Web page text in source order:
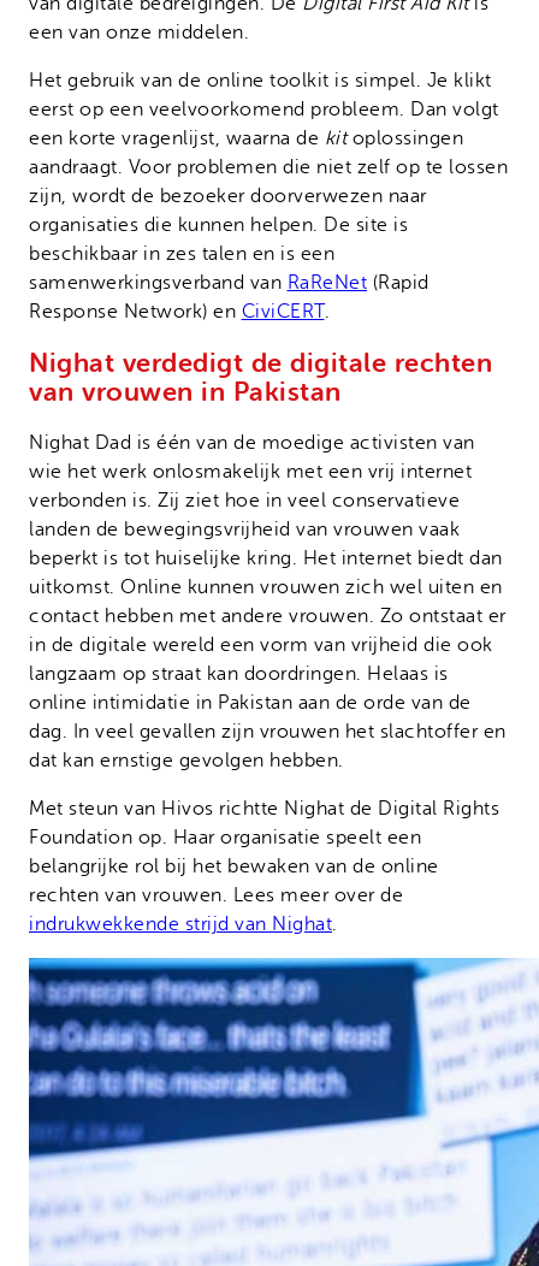
een van onze middelen.
Het gebruik van de online toolkit is simpel. Je klikt
eerst op een veelvoorkomend probleem. Dan volgt
een korte vragenlijst, waarna de kitoplossingen
aandraagt. Voor problemen die niet zelf op te lossen
zijn, wordt de bezoeker doorverwezen naar
organisaties die kunnen helpen. De site is
beschikbaar in zes talen en is een
samenwerkingsverband van RaReNet (Rapid
Response Network) en CiviCERT .
Nighat verdedigt de digitale rechten
van vrouwen in Pakistan
Nighat Dad is één van de moedige activisten van
wie het werk onlosmakelijk met een vrij internet
verbonden is. Zij ziet hoe in veel conservatieve
landen de bewegingsvrijheid van vrouwen vaak
beperkt is tot huiselijke kring. Het internet biedt dan
uitkomst. Online kunnen vrouwen zich wel uiten en
contact hebben met andere vrouwen. Zo ontstaat er
in de digitale wereld een vorm van vrijheid die ook
langzaam op straat kan doordringen. Helaas is
online intimidatie in Pakistan aan de orde van de
dag. In veel gevallen zijn vrouwen het slachtoffer en
dat kan ernstige gevolgen hebben.
Met steun van Hivos richtte Nighat de Digital Rights
Foundation op. Haar organisatie speelt een
belangrijke rol bij het bewaken van de online
rechten van vrouwen. Lees meer over de
indrukwekkende strijd van Nighat.